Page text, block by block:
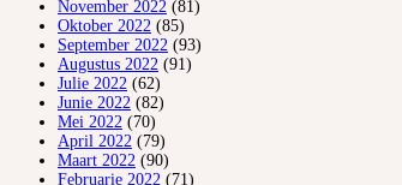
November 2022 (81)
Oktober 2022 (85)
September 2022 (93)
Augustus 2022 (91)
Julie 2022 (62)
Junie 2022 (82)
Mei 2022 (70)
April 2022 (79)
Maart 2022 (90)
Februarie 2022 (71)